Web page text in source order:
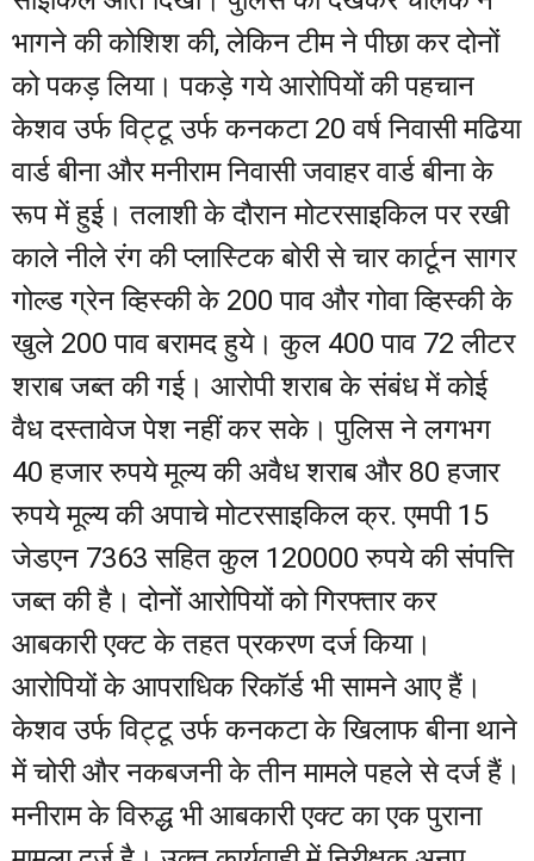
भागने की कोशिश की, लेकिन टीम ने पीछा कर दोनों
को पकड़ लिया। पकड़े गये आरोपियों की पहचान
केशव उर्फ विट्टू उर्फ कनकटा 20 वर्ष निवासी मढिया
वार्ड बीना और मनीराम निवासी जवाहर वार्ड बीना के
रूप में हुई। तलाशी के दौरान मोटरसाइकिल पर रखी
काले नीले रंग की प्लास्टिक बोरी से चार कार्टून सागर
गोल्ड ग्रेन व्हिस्की के 200 पाव और गोवा व्हिस्की के
खुले 200 पाव बरामद हुये। कुल 400 पाव 72 लीटर
शराब जब्त की गई। आरोपी शराब के संबंध में कोई
वैध दस्तावेज पेश नहीं कर सके। पुलिस ने लगभग
40 हजार रुपये मूल्य की अवैध शराब और 80 हजार
रुपये मूल्य की अपाचे मोटरसाइकिल क्र. एमपी 15
जेडएन 7363 सहित कुल 120000 रुपये की संपत्ति
जब्त की है। दोनों आरोपियों को गिरफ्तार कर
आबकारी एक्ट के तहत प्रकरण दर्ज किया।
आरोपियों के आपराधिक रिकॉर्ड भी सामने आए हैं।
केशव उर्फ विट्टू उर्फ कनकटा के खिलाफ बीना थाने
में चोरी और नकबजनी के तीन मामले पहले से दर्ज हैं।
मनीराम के विरुद्ध भी आबकारी एक्ट का एक पुराना